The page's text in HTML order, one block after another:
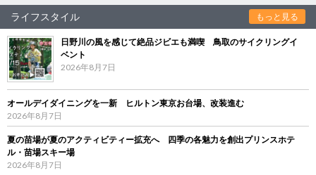
ライフスタイル もっと見る
日野川の風を感じて絶品ジビエも満喫 鳥取のサイクリングイ
ベント
2026年8月7日
オールデイダイニングを一新 ヒルトン東京お台場、改装進む
2026年8月7日
夏の苗場が夏のアクティビティー拡充へ 四季の各魅力を創出プリンスホテ
ル・苗場スキー場
2026年8月7日